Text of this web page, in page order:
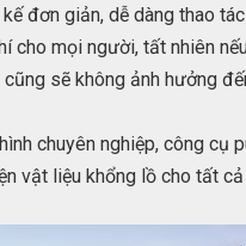
đơn giản, dễ dàng thao
cho mọi người, tất nhiên
sẽ không ảnh hưởng
chuyên nghiệp, công cụ
vật liệu khổng lồ cho tất